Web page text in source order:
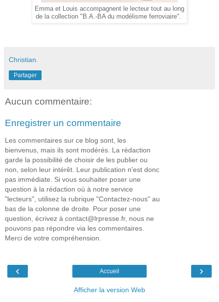
Emma et Louis accompagnent le lecteur tout au long
de la collection "B.A.-BA du modélisme ferroviaire".
Christian.
Partager
Aucun commentaire:
Enregistrer un commentaire
Les commentaires sur ce blog sont, les
bienvenus, mais ils sont modérés. La rédaction
garde la possibilité de choisir de les publier ou
non, selon leur intérêt. Leur publication n'est donc
pas immédiate. Si vous souhaiter poser une
question à la rédaction où à notre service
"lecteurs", utilisez la rubrique "Contactez-nous" au
bas de la colonne de droite. Pour poser une
question, écrivez à contact@lrpresse.fr, nous ne
pouvons pas répondre via les commentaires.
Merci de votre compréhension.
‹ ›
Accueil
Afficher la version Web